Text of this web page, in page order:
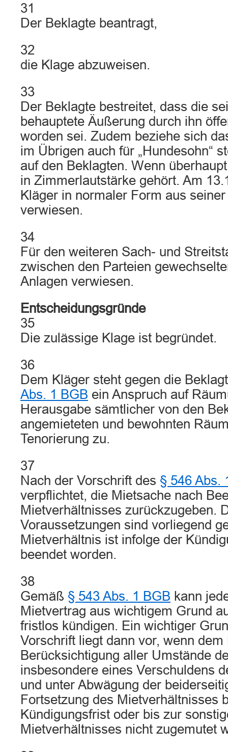
31
Der Beklagte beantragt,
32
die Klage abzuweisen.
33
Der Beklagte bestreitet, dass die
behauptete Äußerung durch ihn
worden sei. Zudem beziehe sich
im Übrigen auch für „Hundesohn“
auf den Beklagten. Wenn
in Zimmerlautstärke gehört. Am
Kläger in normaler Form aus
verwiesen.
34
Für den weiteren Sach- und
zwischen den Parteien
Anlagen verwiesen.
Entscheidungsgründe
35
Die zulässige Klage ist begründet.
36
Dem Kläger steht gegen die
Abs. 1 BGB ein Anspruch auf
Herausgabe sämtlicher von den
angemieteten und bewohnten
Tenorierung zu.
37
Nach der Vorschrift des § 546 Abs.
verpflichtet, die Mietsache nach
Mietverhältnisses zurückzugeben.
Voraussetzungen sind vorliegend
Mietverhältnis ist infolge der
beendet worden.
38
Gemäß § 543 Abs. 1 BGB kann
Mietvertrag aus wichtigem Grund
fristlos kündigen. Ein wichtiger
Vorschrift liegt dann vor, wenn
Berücksichtigung aller Umstände
insbesondere eines Verschuldens
und unter Abwägung der
Fortsetzung des Mietverhältnisses
Kündigungsfrist oder bis zur
Mietverhältnisses nicht zugemutet